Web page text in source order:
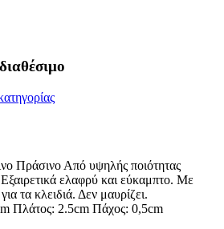
Πράσινο Από υψηλής ποιότητας
ελαφρύ και εύκαμπτο. Με
τα κλειδιά. Δεν μαυρίζει.
Πλάτος: 2.5cm Πάχος: 0,5cm